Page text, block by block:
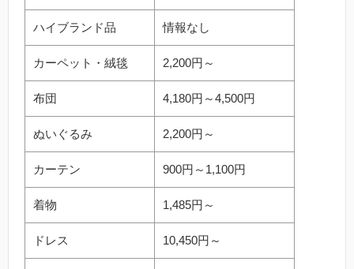
ハイブランド品 情報なし
カーペット・絨毯 2,200円～
布団 4,180円～4,500円
ぬいぐるみ 2,200円～
カーテン 900円～1,100円
着物 1,485円～
ドレス 10,450円～